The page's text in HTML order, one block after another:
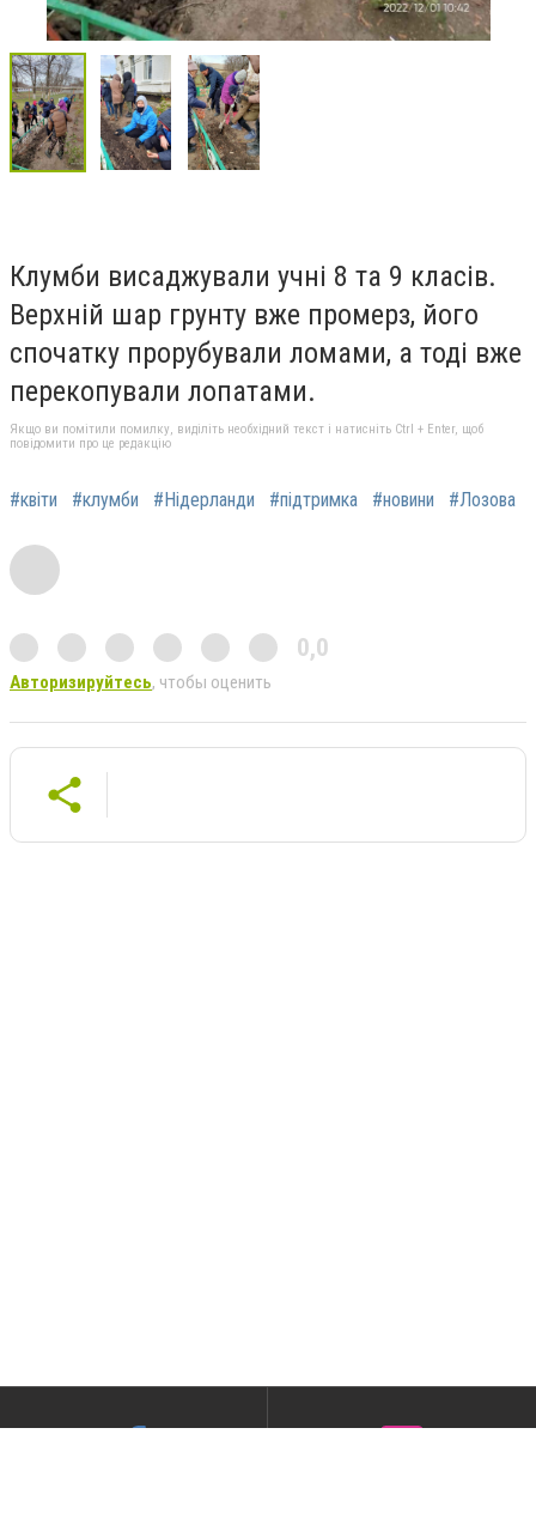
Клумби висаджували учні 8 та 9 класів.
Верхній шар грунту вже промерз, його
спочатку прорубували ломами, а тоді вже
перекопували лопатами.
Якщо ви помітили помилку, виділіть необхідний текст і натисніть Ctrl + Enter, щоб
повідомити про це редакцію
#квіти #клумби #Нідерланди #підтримка #новини #Лозова
0,0
Авторизируйтесь, чтобы оценить